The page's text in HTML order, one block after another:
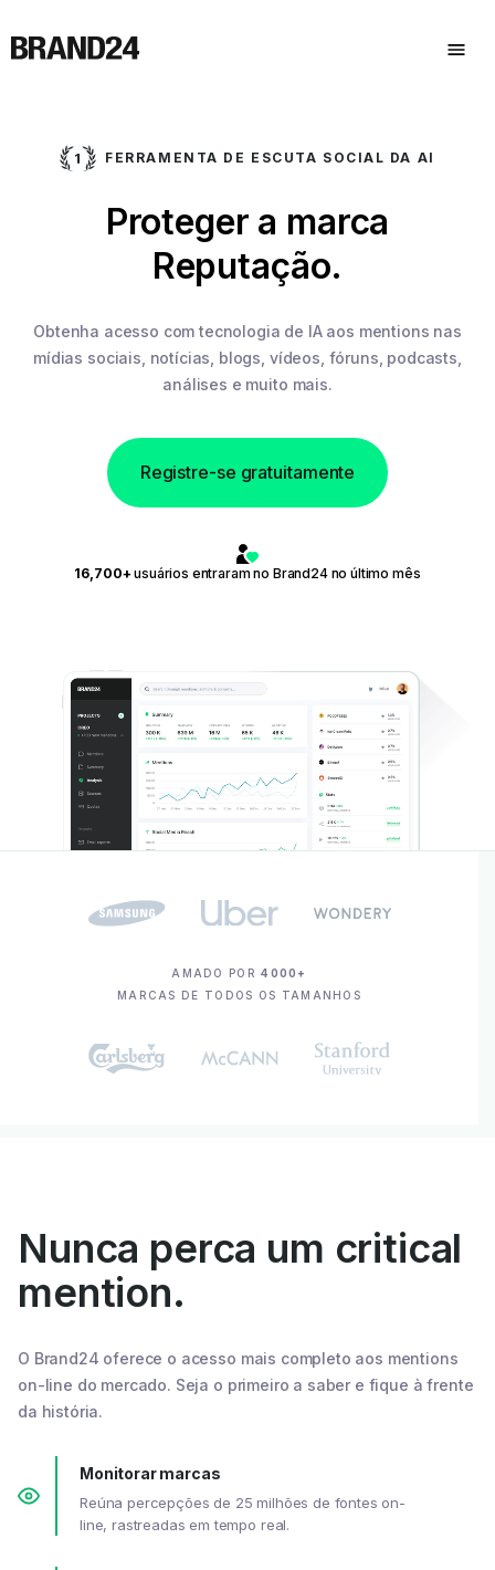
FERRAMENTA DE ESCUTA SOCIAL DA AI
Proteger a marca
Reputação.
Obtenha acesso com tecnologia de IA aos mentions nas
mídias sociais, notícias, blogs, vídeos, fóruns, podcasts,
análises e muito mais.
Registre-se gratuitamente
16,700+usuários entraram no Brand24 no último mês
AMADO POR4000+
MARCAS DE TODOS OS TAMANHOS
Nunca perca um critical
mention.
O Brand24 oferece o acesso mais completo aos mentions
on-line do mercado. Seja o primeiro a saber e fique à frente
da história.
Monitorar marcas
Reúna percepções de 25 milhões de fontes on-
line, rastreadas em tempo real.